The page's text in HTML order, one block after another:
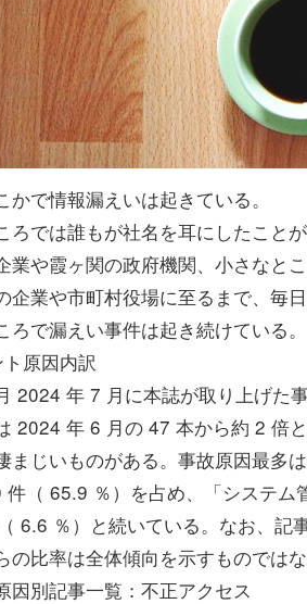
で情報漏えいは起きている。
ろでは誰もが社名を耳にしたこと
業や霞ヶ関の政府機関、小さなと
企業や市町村役場に至るまで、毎
ろで漏えい事件は起き続けている。
原因内訳
2024 年 7 月に本誌が取り上げた
2024 年 6 月の 47 本から約 2 倍
まじいものがある。事故原因最多
件（ 65.9 ％）を占め、「システ
6.6 ％）と続いている。なお、記
の比率は全体傾向を示すものではな
因別記事一覧：不正アクセス